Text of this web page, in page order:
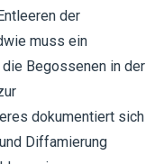
der
muss ein
Begossenen in der
dokumentiert sich
Diffamierung